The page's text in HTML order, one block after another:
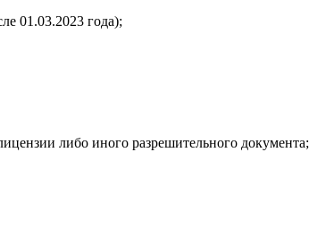
01.03.2023 года);
либо иного разрешительного документа;